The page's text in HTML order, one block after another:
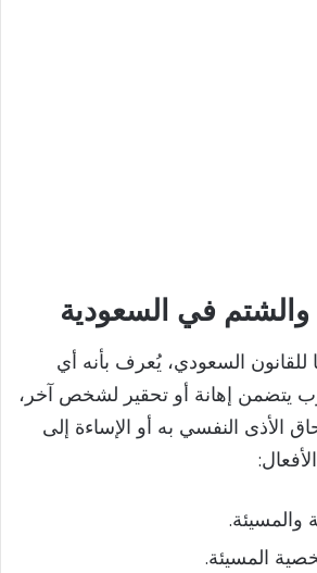
في السعودية
السعودي، يُعرف بأنه أي
يتضمن إهانة أو تحقير لشخص آخر،
الأذى النفسي به أو الإساءة إلى
والمسيئة.
المسيئة.